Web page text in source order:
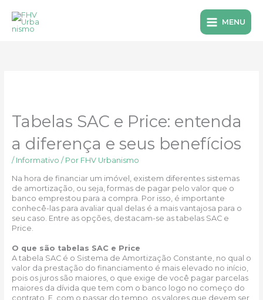
para
MENU
Tabelas SAC e Price: entenda
a diferença e seus benefícios
/ Informativo / Por FHV Urbanismo
Na hora de financiar um imóvel, existem diferentes sistemas
de amortização, ou seja, formas de pagar pelo valor que o
banco emprestou para a compra. Por isso, é importante
conhecê-las para avaliar qual delas é a mais vantajosa para o
seu caso. Entre as opções, destacam-se as tabelas SAC e
Price.
O que são tabelas SAC e Price
A tabela SAC é o Sistema de Amortização Constante, no qual o
valor da prestação do financiamento é mais elevado no início,
pois os juros são maiores, o que exige de você pagar parcelas
maiores da dívida que tem com o banco logo no começo do
contrato. E, com o passar do tempo, os valores que devem ser